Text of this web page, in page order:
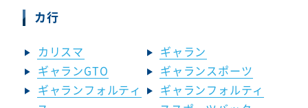
カ行
カリスマ
ギャラン
ギャランGTO
ギャランスポーツ
ギャランフォルティ
ギャランフォルティ